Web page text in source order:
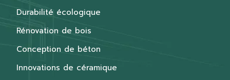
Durabilité écologique
Rénovation de bois
Conception de béton
Innovations de céramique